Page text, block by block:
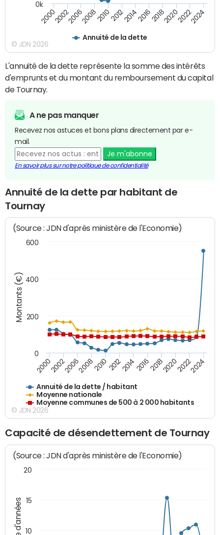
Annuité de la dette
200020022006200820102012201420162018202020222024
0k
© JDN 2026
L'annuité de la dette représente la somme des intérêts
d'emprunts et du montant du remboursement du capital
de Tournay.
A ne pas manquer
Recevez nos astuces et bons plans directement par e-
mail.
Je m'abonne
En savoir plus sur notre politique de confidentialité
Annuité de la dette par habitant de
Tournay
Montants (€)
(Source : JDN d'après ministère de l'Economie)
Annuité de la dette / habitant
Moyenne nationale
Moyenne communes de 500 à 2 000 habitants
20002002200620082010 2012201420162018202020222024
0
200
400
600
© JDN 2026
Capacité de désendettement de Tournay
(Source : JDN d'après ministère de l'Economie)
10
15
20